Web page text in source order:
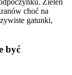
Zieleń
choć na
gatunki,
być